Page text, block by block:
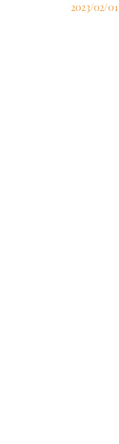
2023/02/01